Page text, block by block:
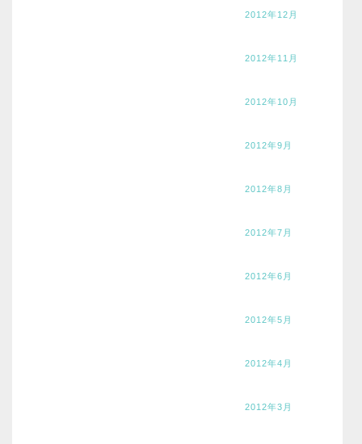
2012年12月
2012年11月
2012年10月
2012年9月
2012年8月
2012年7月
2012年6月
2012年5月
2012年4月
2012年3月